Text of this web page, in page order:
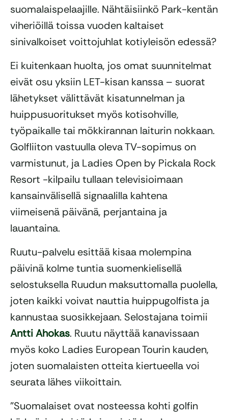
suomalaispelaajille. Nähtäisiinkö Park-kentän
viheriöillä toissa vuoden kaltaiset
sinivalkoiset voittojuhlat kotiyleisön edessä?
Ei kuitenkaan huolta, jos omat suunnitelmat
eivät osu yksiin LET-kisan kanssa – suorat
lähetykset välittävät kisatunnelman ja
huippusuoritukset myös kotisohville,
työpaikalle tai mökkirannan laiturin nokkaan.
Golfliiton vastuulla oleva TV-sopimus on
varmistunut, ja Ladies Open by Pickala Rock
Resort -kilpailu tullaan televisioimaan
kansainvälisellä signaalilla kahtena
viimeisenä päivänä, perjantaina ja
lauantaina.
Ruutu-palvelu esittää kisaa molempina
päivinä kolme tuntia suomenkielisellä
selostuksella Ruudun maksuttomalla puolella,
joten kaikki voivat nauttia huippugolfista ja
kannustaa suosikkejaan. Selostajana toimii
Antti Ahokas. Ruutu näyttää kanavissaan
myös koko Ladies European Tourin kauden,
joten suomalaisten otteita kiertueella voi
seurata lähes viikoittain.
”Suomalaiset ovat nosteessa kohti golfin